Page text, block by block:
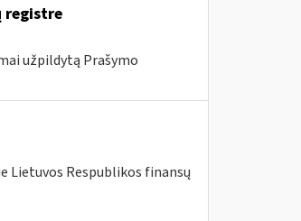
registre
užpildytą Prašymo
Lietuvos Respublikos finansų